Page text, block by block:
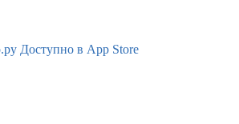
Доступно в App Store